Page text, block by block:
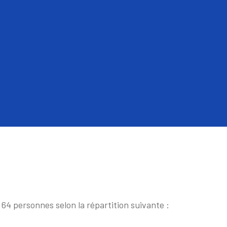
personnes selon la répartition suivante :